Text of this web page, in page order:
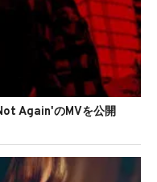
Again'のMVを公開